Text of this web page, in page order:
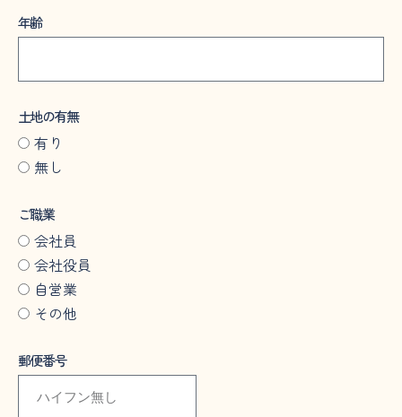
年齢
土地の有無
有り
無し
ご職業
会社員
会社役員
自営業
その他
郵便番号